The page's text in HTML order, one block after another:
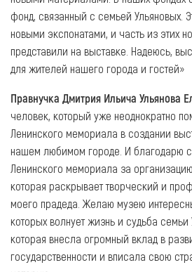
фонд, связанный с семьей Ульяновых.
новыми экспонатами, и часть из этих
представили на выставке. Надеюсь,
для жителей нашего города и гостей»
Правнучка Дмитрия Ильича Ульянова
человек, который уже неоднократно
Ленинского мемориала в создании
нашем любимом городе. И благодарю
Ленинского мемориала за
которая раскрывает творческий и
моего прадеда. Желаю музею
которых волнует жизнь и судьба
которая внесла огромный вклад в
государственности и вписала свою